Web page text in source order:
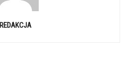
REDAKCJA